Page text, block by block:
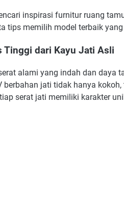
inspirasi furnitur ruang
tips memilih model terbaik
Tinggi dari Kayu Jati Asli
alami yang indah dan daya
berbahan jati tidak hanya
serat jati memiliki karakter